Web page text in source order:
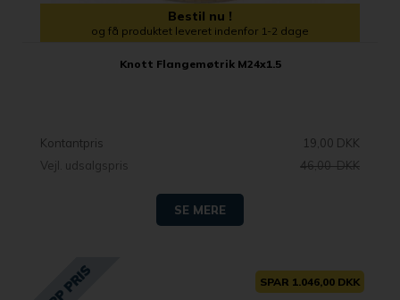
Bestil nu !
og få produktet leveret indenfor 1-2 dage
Knott Flangemøtrik M24x1.5
Kontantpris
19,00 DKK
Vejl. udsalgspris
46,00 DKK
SE MERE
SPAR 1.046,00 DKK